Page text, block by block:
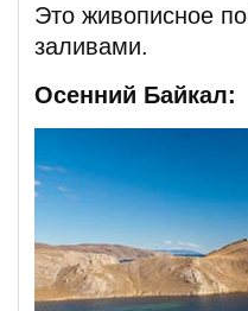
Это живописное
заливами.
Осенний Байкал: